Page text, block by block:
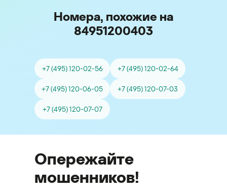
Номера, похожие на
84951200403
+7 (495) 120-02-56 +7 (495) 120-02-64
+7 (495) 120-06-05 +7 (495) 120-07-03
+7 (495) 120-07-07
Опережайте
мошенников!